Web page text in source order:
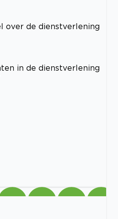
over de dienstverlening
in de dienstverlening